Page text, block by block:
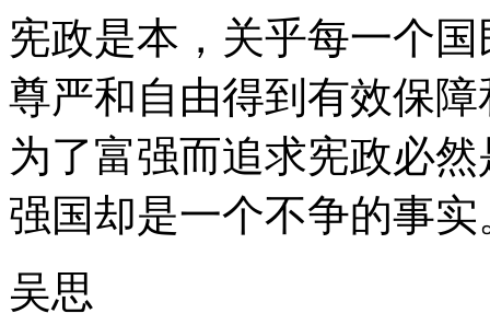
宪政是本，关乎每一个
尊严和自由得到有效保
为了富强而追求宪政必
强国却是一个不争的事实
吴思